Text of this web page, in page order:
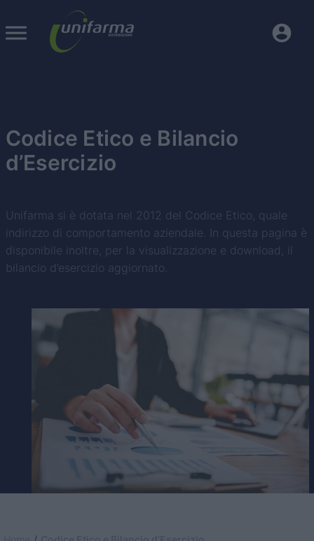
Codice Etico e Bilancio
d’Esercizio
Unifarma si è dotata nel 2012 del Codice Etico, quale
indirizzo di comportamento aziendale. In questa pagina è
disponibile inoltre, per la visualizzazione e download, il
bilancio d’esercizio aggiornato.